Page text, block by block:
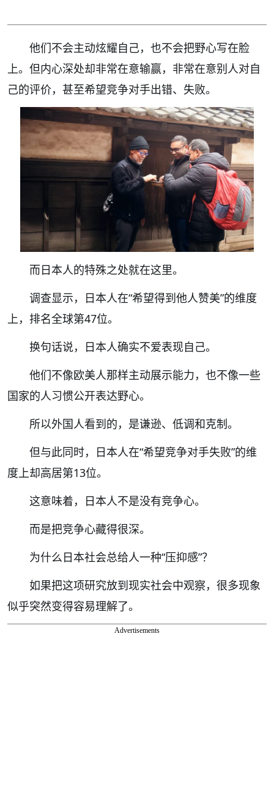
他们不会主动炫耀自己，也不会把野心写在脸
上。但内心深处却非常在意输赢，非常在意别人对自
己的评价，甚至希望竞争对手出错、失败。
而日本人的特殊之处就在这里。
调查显示，日本人在“希望得到他人赞美”的维度
上，排名全球第47位。
换句话说，日本人确实不爱表现自己。
他们不像欧美人那样主动展示能力，也不像一些
国家的人习惯公开表达野心。
所以外国人看到的，是谦逊、低调和克制。
但与此同时，日本人在“希望竞争对手失败”的维
度上却高居第13位。
这意味着，日本人不是没有竞争心。
而是把竞争心藏得很深。
为什么日本社会总给人一种“压抑感”？
如果把这项研究放到现实社会中观察，很多现象
似乎突然变得容易理解了。
Advertisements